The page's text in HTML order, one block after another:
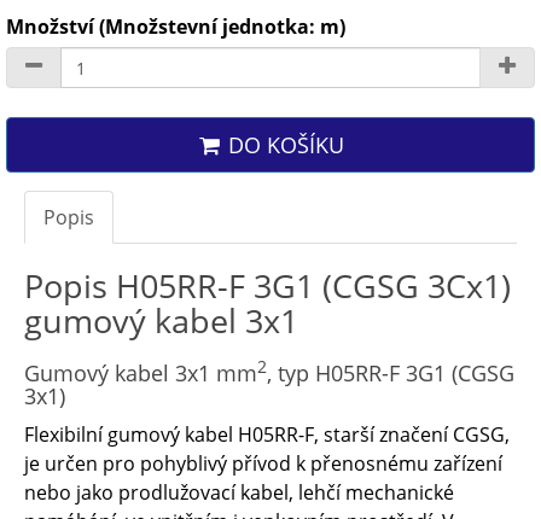
Množství (Množstevní jednotka: m)
DO KOŠÍKU
Popis
Popis H05RR-F 3G1 (CGSG 3Cx1)
gumový kabel 3x1
Gumový kabel 3x1 mm2, typ H05RR-F 3G1 (CGSG
3x1)
Flexibilní gumový kabel H05RR-F, starší značení CGSG,
je určen pro pohyblivý přívod k přenosnému zařízení
nebo jako prodlužovací kabel, lehčí mechanické